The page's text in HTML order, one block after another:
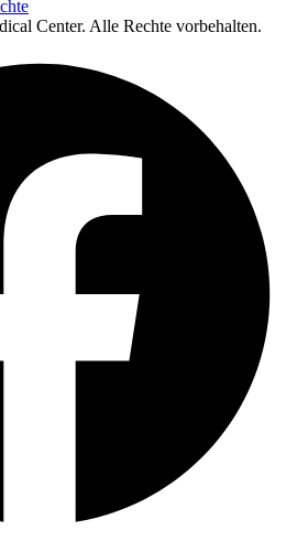
Center. Alle Rechte vorbehalten.